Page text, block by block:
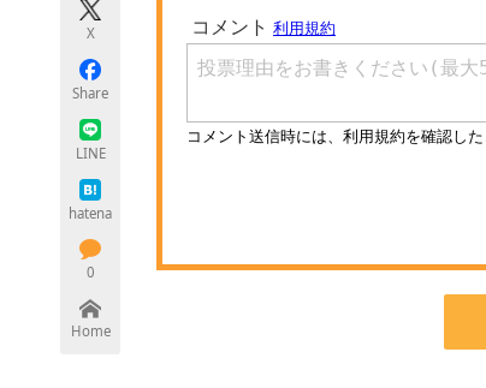
X
Share
LINE
hatena
0
Home